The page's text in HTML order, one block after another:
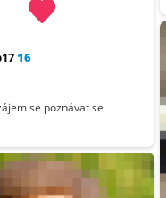
16
se poznávat se